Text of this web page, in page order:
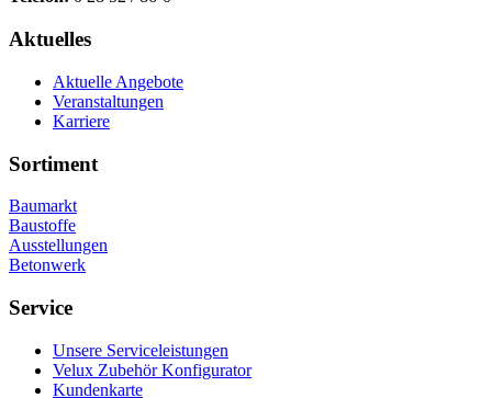
Aktuelles
Aktuelle Angebote
Veranstaltungen
Karriere
Sortiment
Baumarkt
Baustoffe
Ausstellungen
Betonwerk
Service
Unsere Serviceleistungen
Velux Zubehör Konfigurator
Kundenkarte